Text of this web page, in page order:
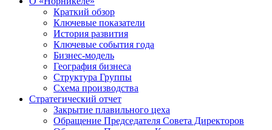
Краткий обзор
Ключевые показатели
История развития
Ключевые события года
Бизнес-модель
География бизнеса
Структура Группы
Схема производства
Стратегический отчет
Закрытие плавильного цеха
Обращение Председателя Совета Директоров